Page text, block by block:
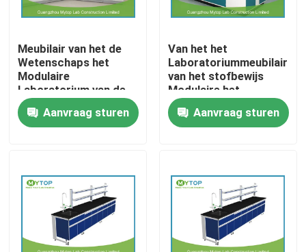
Universitair Laboratoriummeubilair
Het Meubilair van het het ziekenhuislaboratorium
Het Meubilair van het metaallaboratorium
laboratorium zuurkast
Meubilair van het de
Wetenschaps het
Modulaire
Laboratorium van de
staalstructuur, de Lijst
van het
Laboratoriumeiland
Aanvraag sturen
Van het het
Laboratoriummeubilair
van het stofbewijs
Modulaire het
Laboratoriumwerkbank
voor Antimicrobial
Apotheek
Aanvraag sturen